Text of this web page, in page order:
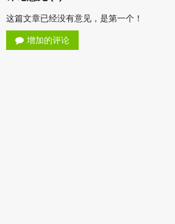
这篇文章已经没有意见，是第一个！
增加的评论